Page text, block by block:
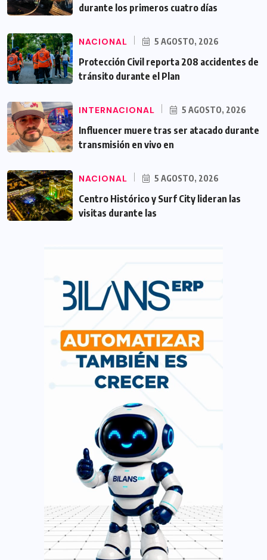
durante los primeros cuatro días
NACIONAL 5 AGOSTO, 2026
Protección Civil reporta 208 accidentes de
tránsito durante el Plan
INTERNACIONAL 5 AGOSTO, 2026
Influencer muere tras ser atacado durante
transmisión en vivo en
NACIONAL 5 AGOSTO, 2026
Centro Histórico y Surf City lideran las
visitas durante las